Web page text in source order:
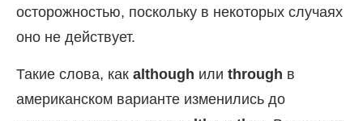
осторожностью, поскольку в некоторых случаях
оно не действует.
Такие слова, как although или through в
американском варианте изменились до